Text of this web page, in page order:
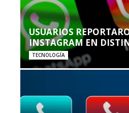
USUARIOS
INSTAGRAM EN
TECNOLOGÍA